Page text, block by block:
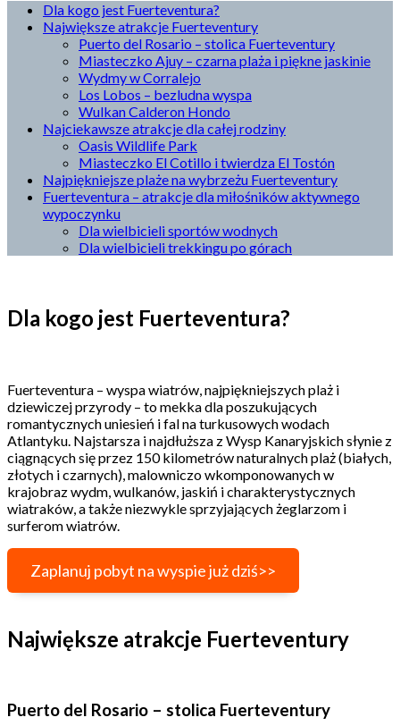
Dla kogo jest Fuerteventura?
Największe atrakcje Fuerteventury
Puerto del Rosario – stolica Fuerteventury
Miasteczko Ajuy – czarna plaża i piękne jaskinie
Wydmy w Corralejo
Los Lobos – bezludna wyspa
Wulkan Calderon Hondo
Najciekawsze atrakcje dla całej rodziny
Oasis Wildlife Park
Miasteczko El Cotillo i twierdza El Tostón
Najpiękniejsze plaże na wybrzeżu Fuerteventury
Fuerteventura – atrakcje dla miłośników aktywnego
wypoczynku
Dla wielbicieli sportów wodnych
Dla wielbicieli trekkingu po górach
Dla kogo jest Fuerteventura?
Fuerteventura – wyspa wiatrów, najpiękniejszych plaż i
dziewiczej przyrody – to mekka dla poszukujących
romantycznych uniesień i fal na turkusowych wodach
Atlantyku. Najstarsza i najdłuższa z Wysp Kanaryjskich słynie z
ciągnących się przez 150 kilometrów naturalnych plaż (białych,
złotych i czarnych), malowniczo wkomponowanych w
krajobraz wydm, wulkanów, jaskiń i charakterystycznych
wiatraków, a także niezwykle sprzyjających żeglarzom i
surferom wiatrów.
Zaplanuj pobyt na wyspie już dziś>>
Największe atrakcje Fuerteventury
Puerto del Rosario – stolica Fuerteventury